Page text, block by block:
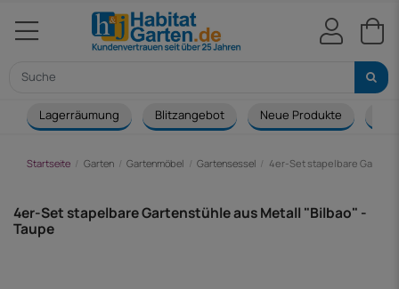
Lagerräumung Blitzangebot Neue Produkte
Startseite Garten Gartenmöbel Gartensessel 4er-Set stapelbare
4er-Set stapelbare Gartenstühle aus Metall "Bilbao" -
Taupe